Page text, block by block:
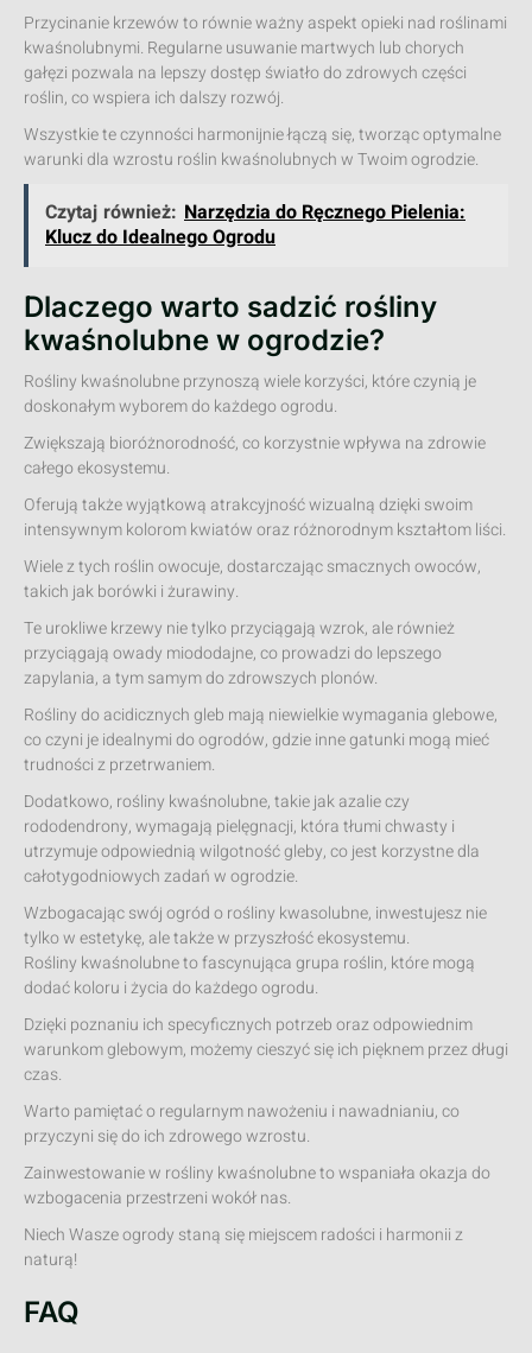
Przycinanie krzewów to równie ważny aspekt opieki nad roślinami
kwaśnolubnymi. Regularne usuwanie martwych lub chorych
gałęzi pozwala na lepszy dostęp światło do zdrowych części
roślin, co wspiera ich dalszy rozwój.
Wszystkie te czynności harmonijnie łączą się, tworząc optymalne
warunki dla wzrostu roślin kwaśnolubnych w Twoim ogrodzie.
Czytaj również: Narzędzia do Ręcznego Pielenia:
Klucz do Idealnego Ogrodu
Dlaczego warto sadzić rośliny
kwaśnolubne w ogrodzie?
Rośliny kwaśnolubne przynoszą wiele korzyści, które czynią je
doskonałym wyborem do każdego ogrodu.
Zwiększają bioróżnorodność, co korzystnie wpływa na zdrowie
całego ekosystemu.
Oferują także wyjątkową atrakcyjność wizualną dzięki swoim
intensywnym kolorom kwiatów oraz różnorodnym kształtom liści.
Wiele z tych roślin owocuje, dostarczając smacznych owoców,
takich jak borówki i żurawiny.
Te urokliwe krzewy nie tylko przyciągają wzrok, ale również
przyciągają owady miododajne, co prowadzi do lepszego
zapylania, a tym samym do zdrowszych plonów.
Rośliny do acidicznych gleb mają niewielkie wymagania glebowe,
co czyni je idealnymi do ogrodów, gdzie inne gatunki mogą mieć
trudności z przetrwaniem.
Dodatkowo, rośliny kwaśnolubne, takie jak azalie czy
rododendrony, wymagają pielęgnacji, która tłumi chwasty i
utrzymuje odpowiednią wilgotność gleby, co jest korzystne dla
całotygodniowych zadań w ogrodzie.
Wzbogacając swój ogród o rośliny kwasolubne, inwestujesz nie
tylko w estetykę, ale także w przyszłość ekosystemu.
Rośliny kwaśnolubne to fascynująca grupa roślin, które mogą
dodać koloru i życia do każdego ogrodu.
Dzięki poznaniu ich specyficznych potrzeb oraz odpowiednim
warunkom glebowym, możemy cieszyć się ich pięknem przez długi
czas.
Warto pamiętać o regularnym nawożeniu i nawadnianiu, co
przyczyni się do ich zdrowego wzrostu.
Zainwestowanie w rośliny kwaśnolubne to wspaniała okazja do
wzbogacenia przestrzeni wokół nas.
Niech Wasze ogrody staną się miejscem radości i harmonii z
naturą!
FAQ